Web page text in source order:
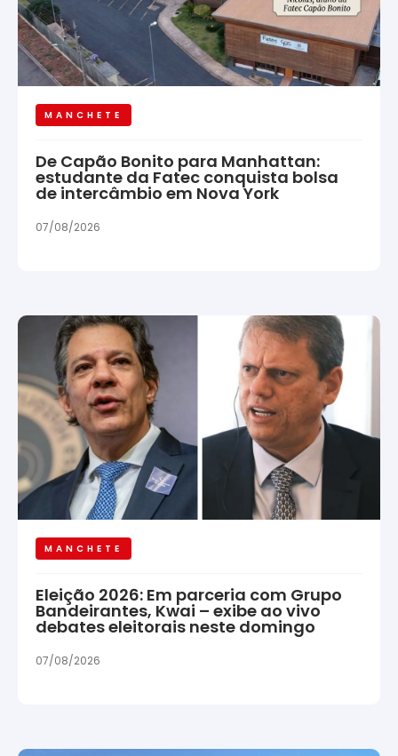
MANCHETE
De Capão Bonito para Manhattan:
estudante da Fatec conquista bolsa
de intercâmbio em Nova York
07/08/2026
MANCHETE
Eleição 2026: Em parceria com Grupo
Bandeirantes, Kwai – exibe ao vivo
debates eleitorais neste domingo
07/08/2026